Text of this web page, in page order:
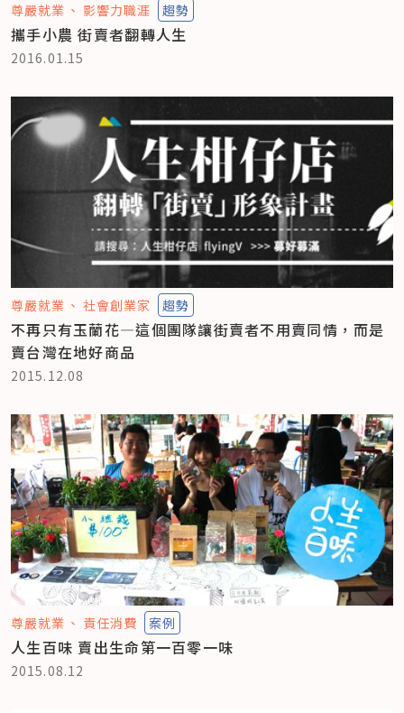
尊嚴就業 影響力職涯 趨勢
攜手小農 街賣者翻轉人生
2016.01.15
尊嚴就業 社會創業家 趨勢
不再只有玉蘭花—這個團隊讓街賣者不用賣同情，而是
賣台灣在地好商品
2015.12.08
尊嚴就業 責任消費 案例
人生百味 賣出生命第一百零一味
2015.08.12